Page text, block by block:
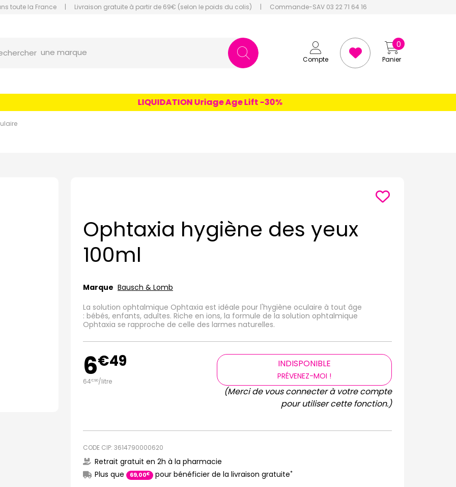
toute la France | Livraison gratuite à partir de 69€ (selon le poids du colis) | Commande-SAV 03 22 71 64 16
Compte Panier
0
un conseil
une marque
LIQUIDATION Uriage Age Lift -30%
Ophtaxia hygiène des yeux
100ml
Marque Bausch & Lomb
La solution ophtalmique Ophtaxia est idéale pour l'hygiène oculaire à tout âge
: bébés, enfants, adultes. Riche en ions, la formule de la solution ophtalmique
Ophtaxia se rapproche de celle des larmes naturelles.
6€49
64€90/litre
INDISPONIBLE
PRÉVENEZ-MOI !
(Merci de vous connecter à votre compte
pour utiliser cette fonction.)
CODE CIP: 3614790000620
Retrait gratuit en 2h à la pharmacie
Plus que
69,00€ pour bénéficier de la livraison gratuite*